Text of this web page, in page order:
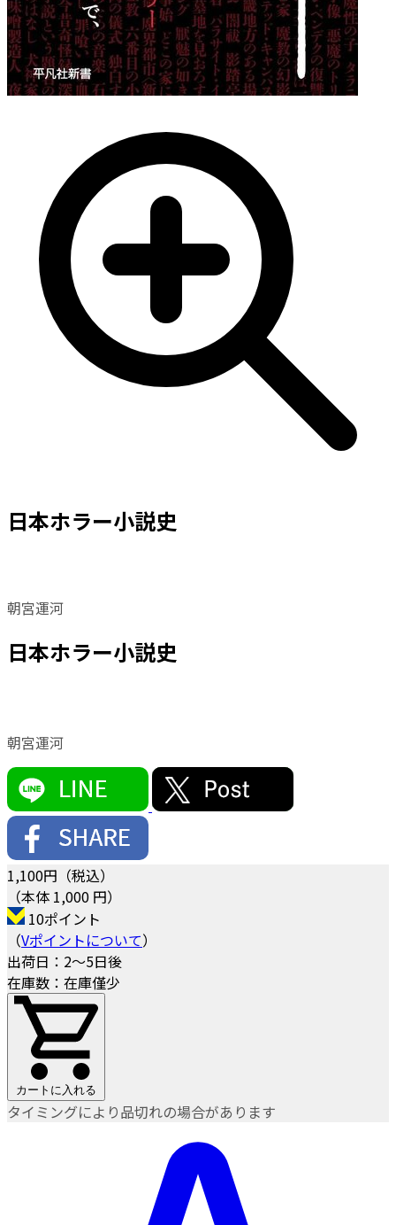
日本ホラー小説史
朝宮運河
日本ホラー小説史
朝宮運河
1,100円（税込）
（本体 1,000 円）
10ポイント
（Vポイントについて）
出荷日：2～5日後
在庫数：在庫僅少
カートに入れる
タイミングにより品切れの場合があります